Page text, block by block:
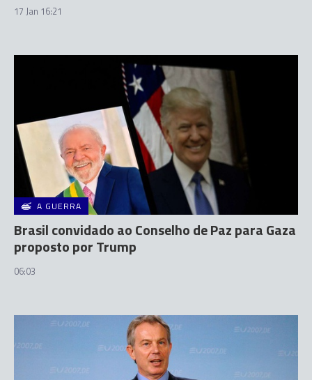
17 Jan 16:21
A GUERRA
Brasil convidado ao Conselho de Paz para Gaza
proposto por Trump
06:03